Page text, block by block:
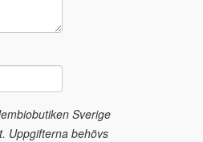
Sverige
Uppgifterna behövs